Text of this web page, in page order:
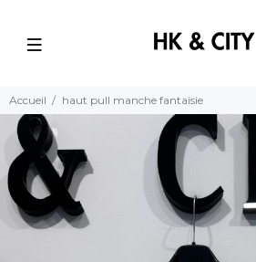
Accueil haut pull manche fantaisie